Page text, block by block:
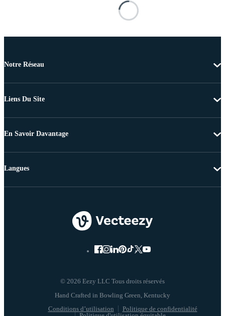
Notre Réseau
Liens Du Site
En Savoir Davantage
© 2026 Eezy LLC Tous droits réservés
Conditions d’utilisation
Politique de confidentialité
Langues